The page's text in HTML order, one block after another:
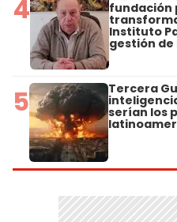
4 fundación
Instituto
gestión de
5 Tercera
serían los